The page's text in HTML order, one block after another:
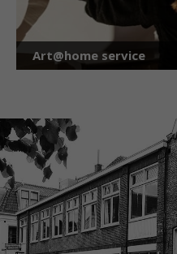
Art@home service